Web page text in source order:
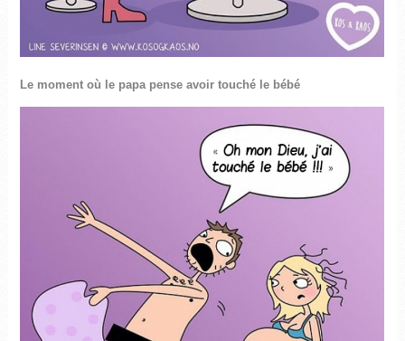
Le moment où le papa pense avoir touché le bébé